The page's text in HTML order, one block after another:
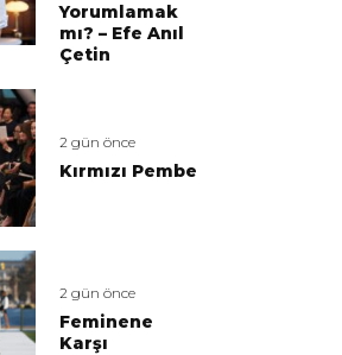
Yorumlamak
mı? – Efe Anıl
Çetin
2 gün önce
Kırmızı Pembe
2 gün önce
Feminene
Karşı